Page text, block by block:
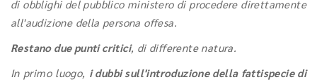
di obblighi del pubblico ministero di procedere direttamente
all'audizione della persona offesa.
Restano due punti critici, di differente natura.
In primo luogo, i dubbi sull'introduzione della fattispecie di